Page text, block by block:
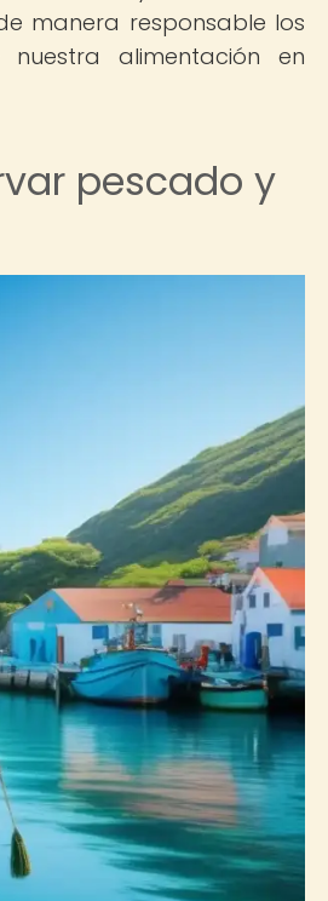
manera responsable los
alimentación en
pescado y